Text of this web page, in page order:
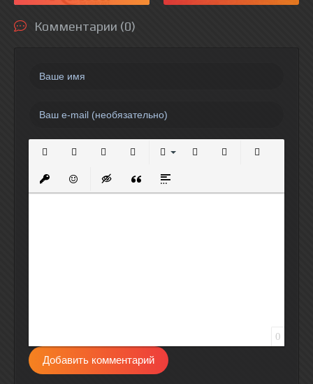
Комментарии (0)
Вставить защищенную ссылку
Вставить смайлик
Вставка скрытого текста
Вставка цитаты
Вставка спойлера
0
Добавить комментарий